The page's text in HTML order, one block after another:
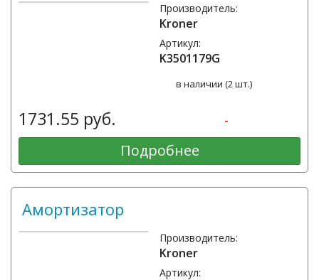
Производитель:
Kroner
Артикул:
K3501179G
в наличии (2 шт.)
1731.55 руб. -
Подробнее
Амортизатор
Производитель:
Kroner
Артикул: